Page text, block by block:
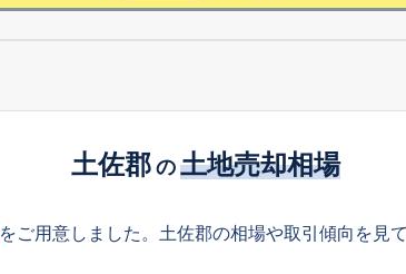
土佐郡 の 土地売却相場
をご用意しました。土佐郡の相場や取引傾向を見